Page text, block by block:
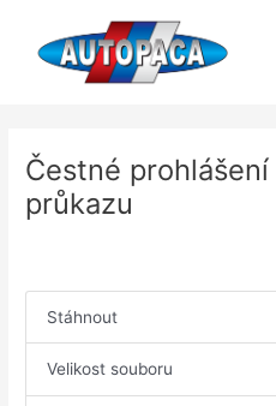
obsah
Čestné
průkazu
Stáhnout
Velikost souboru